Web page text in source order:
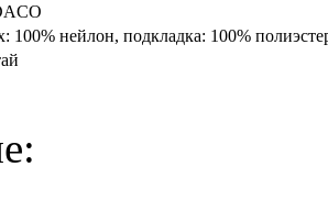
100% нейлон, подкладка: 100%